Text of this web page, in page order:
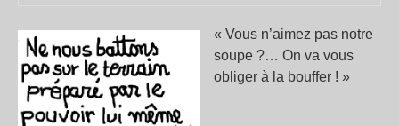
« Vous n’aimez pas notre
soupe ?… On va vous
obliger à la bouffer ! »